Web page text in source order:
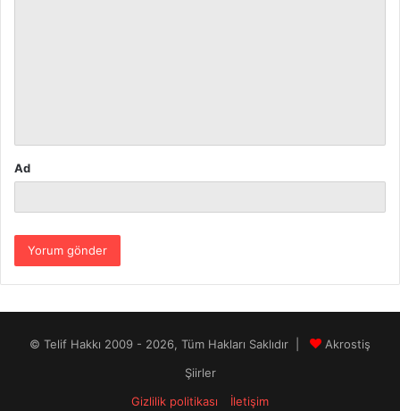
Ad
© Telif Hakkı 2009 - 2026, Tüm Hakları Saklıdır |
Akrostiş
Şiirler
Gizlilik politikası
İletişim